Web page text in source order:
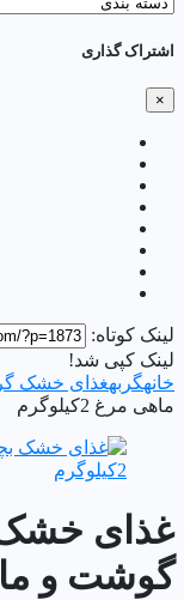
اشتراک گذاری
×
لینک کوتاه:
لینک کپی شد!
خانهگربهغذای خشک
ماهی مرغ 2کیلوگرم
غذای خشک
گوشت و ماهی